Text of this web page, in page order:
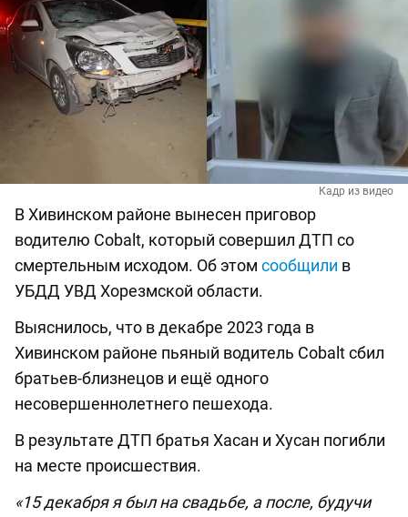
Кадр из видео
В Хивинском районе вынесен приговор
водителю Cobalt, который совершил ДТП со
смертельным исходом. Об этом сообщили в
УБДД УВД Хорезмской области.
Выяснилось, что в декабре 2023 года в
Хивинском районе пьяный водитель Cobalt сбил
братьев-близнецов и ещё одного
несовершеннолетнего пешехода.
В результате ДТП братья Хасан и Хусан погибли
на месте происшествия.
«15 декабря я был на свадьбе, а после, будучи